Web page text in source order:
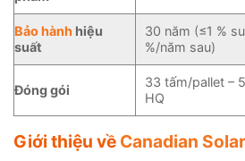
Bảo hành hiệu
suất
30 năm (≤1 %
%/năm sau)
Đóng gói
33 tấm/pallet –
HQ
Giới thiệu về Canadian Solar